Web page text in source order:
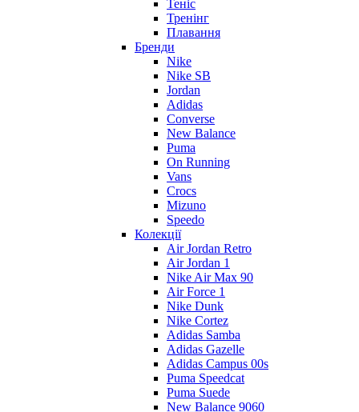
Теніс
Тренінг
Плавання
Бренди
Nike
Nike SB
Jordan
Adidas
Converse
New Balance
Puma
On Running
Vans
Crocs
Mizuno
Speedo
Колекції
Air Jordan Retro
Air Jordan 1
Nike Air Max 90
Air Force 1
Nike Dunk
Nike Cortez
Adidas Samba
Adidas Gazelle
Adidas Campus 00s
Puma Speedcat
Puma Suede
New Balance 9060